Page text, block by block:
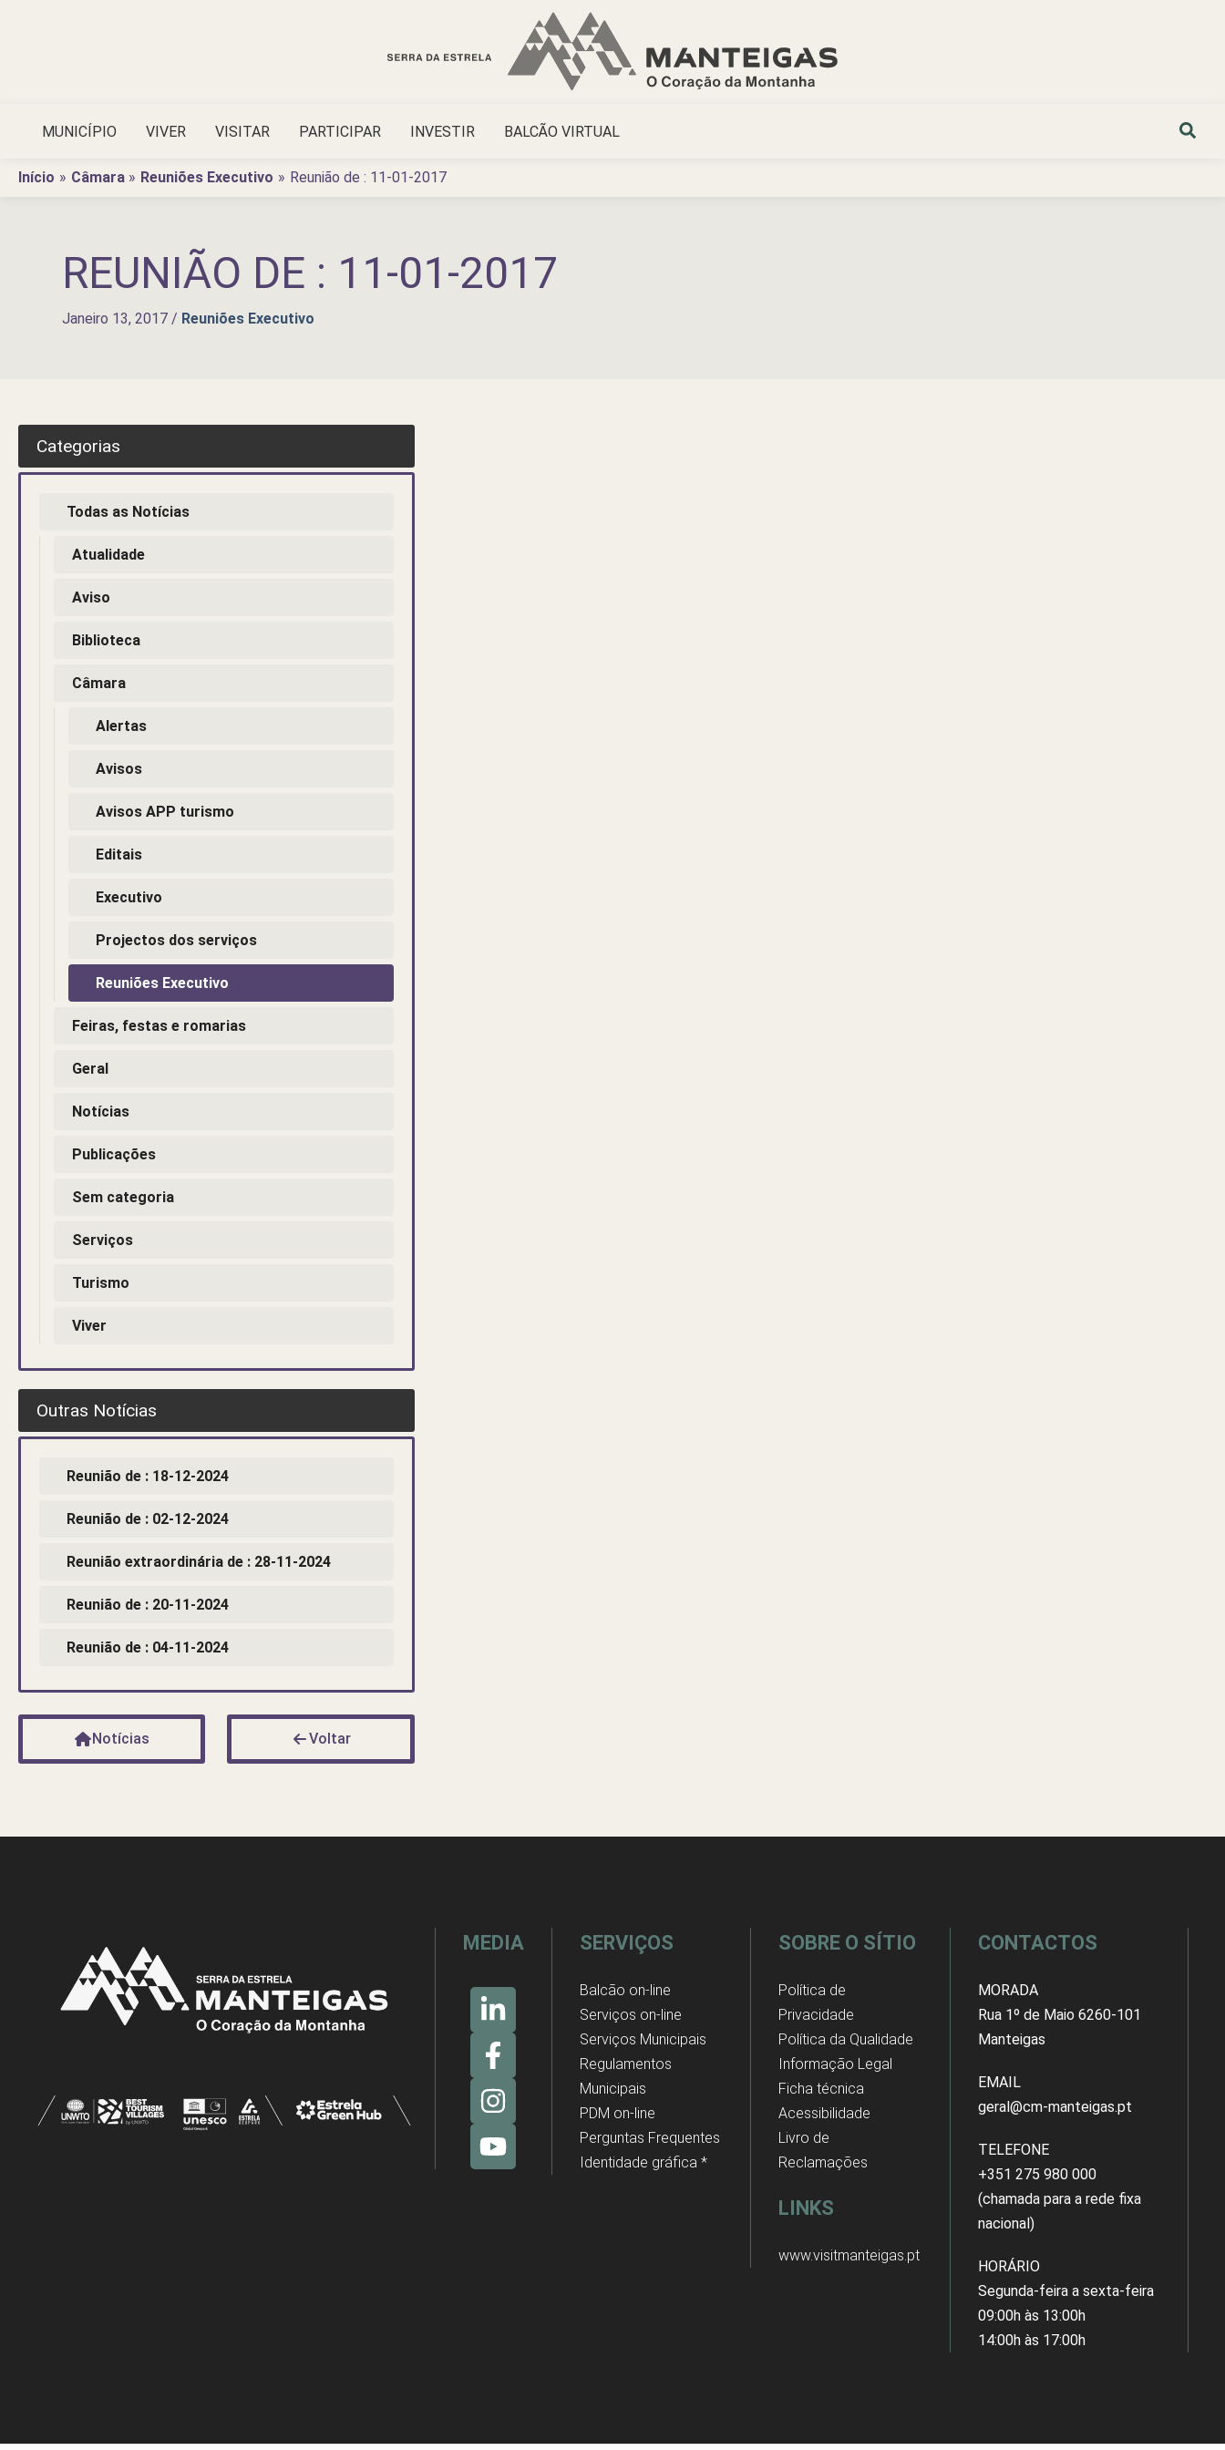
MUNICÍPIO VIVER VISITAR PARTICIPAR INVESTIR BALCÃO VIRTUAL
Início Câmara Reuniões Executivo Reunião de : 11-01-2017
REUNIÃO DE : 11-01-2017
Janeiro 13, 2017 / Reuniões Executivo
Categorias
Todas as Notícias
Atualidade
Aviso
Biblioteca
Câmara
Alertas
Avisos
Avisos APP turismo
Editais
Executivo
Projectos dos serviços
Reuniões Executivo
Feiras, festas e romarias
Geral
Notícias
Publicações
Sem categoria
Serviços
Turismo
Viver
Outras Notícias
Reunião de : 18-12-2024
Reunião de : 02-12-2024
Reunião extraordinária de : 28-11-2024
Reunião de : 20-11-2024
Reunião de : 04-11-2024
Notícias Voltar
MEDIA SERVIÇOS
Balcão on-line
Serviços on-line
Serviços Municipais
Regulamentos
Municipais
PDM on-line
Perguntas Frequentes
Identidade gráfica *
SOBRE O SÍTIO
Política de
Privacidade
Política da Qualidade
Informação Legal
Ficha técnica
Acessibilidade
Livro de
Reclamações
LINKS
www.visitmanteigas.pt
CONTACTOS
MORADA
Rua 1º de Maio 6260-101
Manteigas
EMAIL
geral@cm-manteigas.pt
TELEFONE
+351 275 980 000
(chamada para a rede fixa
nacional)
HORÁRIO
Segunda-feira a sexta-feira
09:00h às 13:00h
14:00h às 17:00h